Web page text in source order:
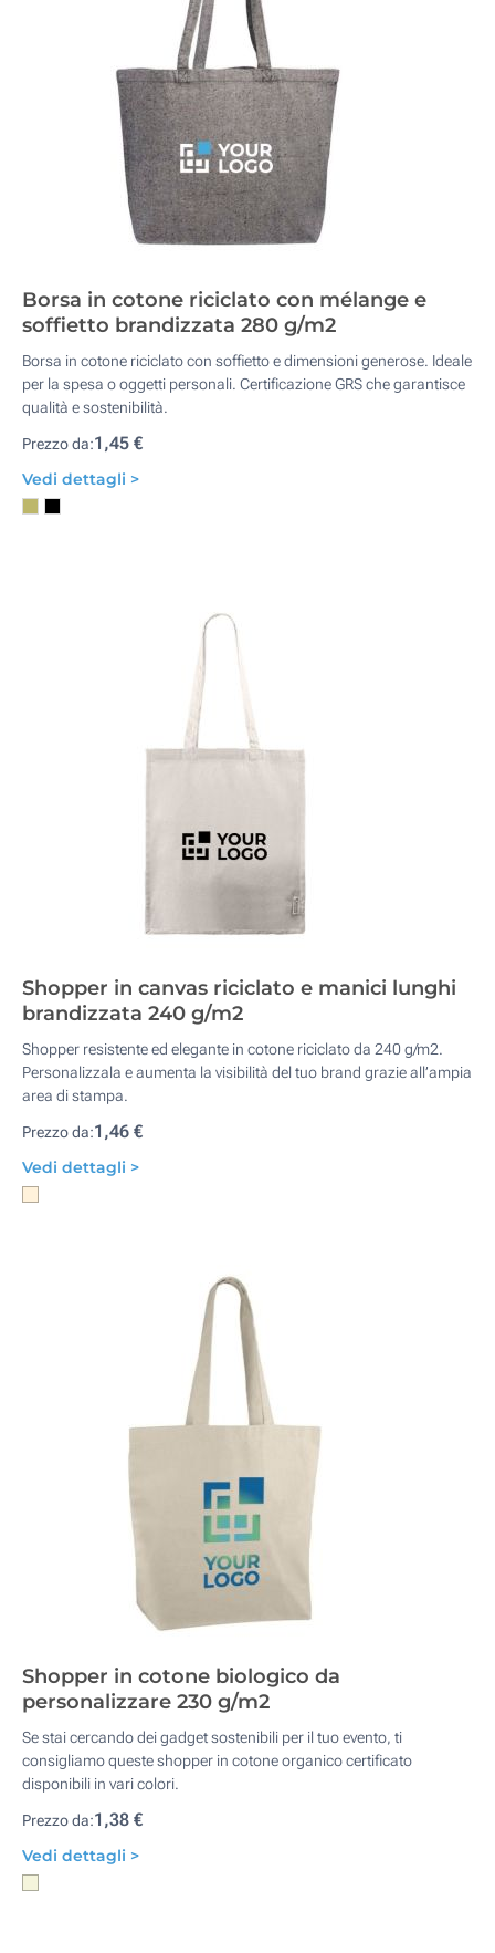
Borsa in cotone riciclato con mélange e
soffietto brandizzata 280 g/m2
Borsa in cotone riciclato con soffietto e dimensioni generose. Ideale
per la spesa o oggetti personali. Certificazione GRS che garantisce
qualità e sostenibilità.
Prezzo da:1,45 €
Vedi dettagli >
Shopper in canvas riciclato e manici lunghi
brandizzata 240 g/m2
Shopper resistente ed elegante in cotone riciclato da 240 g/m2.
Personalizzala e aumenta la visibilità del tuo brand grazie all’ampia
area di stampa.
Prezzo da:1,46 €
Vedi dettagli >
Shopper in cotone biologico da
personalizzare 230 g/m2
Se stai cercando dei gadget sostenibili per il tuo evento, ti
consigliamo queste shopper in cotone organico certificato
disponibili in vari colori.
Prezzo da:1,38 €
Vedi dettagli >